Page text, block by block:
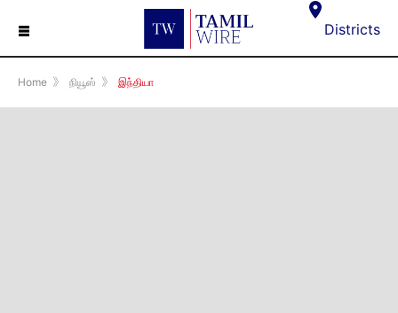
☰ Districts
Home 》 நியூஸ் 》 இந்தியா